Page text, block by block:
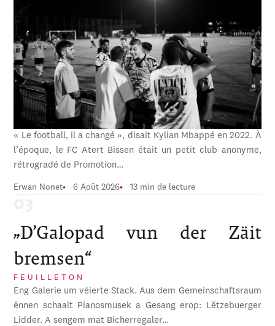
« Le football, il a changé », disait Kylian Mbappé en 2022. À
l’époque, le FC Atert Bissen était un petit club anonyme,
rétrogradé de Promotion…
Erwan Nonet 6 Août 2026 13 min de lecture
„D’Galopad vun der Zäit
bremsen“
FEUILLETON
Eng Galerie um véierte Stack. Aus dem Gemeinschaftsraum
ënnen schaalt Pianosmusek a Gesang erop: Lëtzebuerger
Lidder. A sengem mat Bicherregaler…